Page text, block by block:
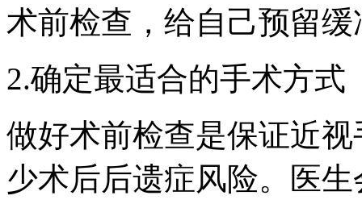
术前检查，给自己预留缓
2.确定最适合的手术方式
做好术前检查是保证近
少术后后遗症风险。医